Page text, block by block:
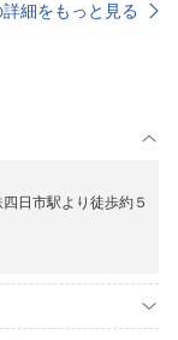
細をもっと見る
日市駅より徒歩約５